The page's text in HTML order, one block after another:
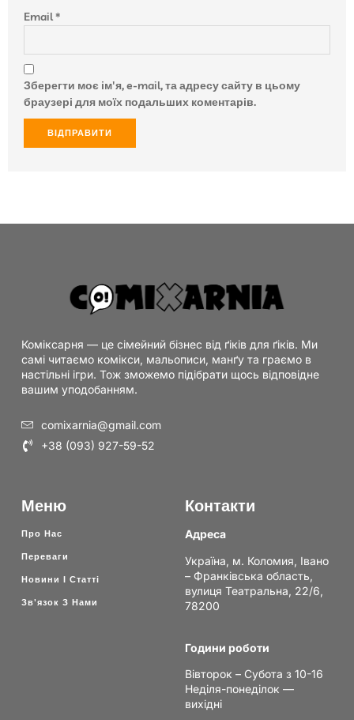
Email*
Зберегти моє ім'я, e-mail, та адресу сайту в цьому
браузері для моїх подальших коментарів.
Коміксарня — це сімейний бізнес від ґіків для ґіків. Ми
самі читаємо комікси, мальописи, манґу та граємо в
настільні ігри. Тож зможемо підібрати щось відповідне
вашим уподобанням.
comixarnia@gmail.com
+38 (093) 927-59-52
Меню
Про Нас
Переваги
Новини І Статті
Зв'язок З Нами
Контакти
Адреса
Україна, м. Коломия, Івано
– Франківська область,
вулиця Театральна, 22/6,
78200
Години роботи
Вівторок – Субота з 10-16
Неділя-понеділок —
вихідні